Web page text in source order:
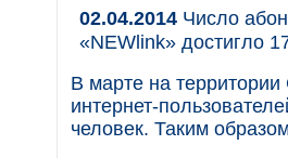
02.04.2014 Число
«NEWlink» достигло
В марте на территории
интернет-
человек. Таким